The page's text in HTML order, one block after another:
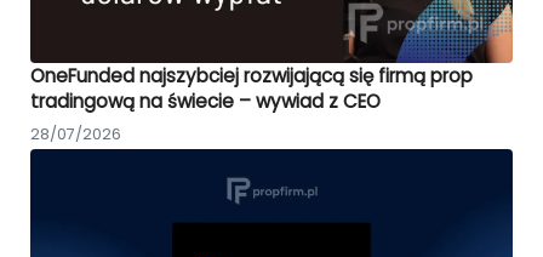
OneFunded najszybciej rozwijającą się firmą prop
tradingową na świecie – wywiad z CEO
28/07/2026